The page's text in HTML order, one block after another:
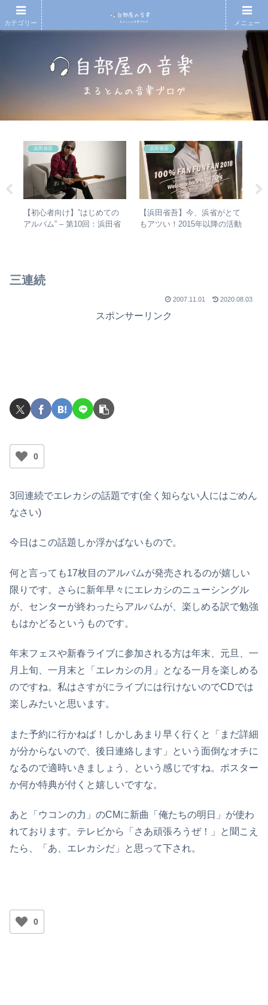
浜田省吾
【初心者向け】”はじめての
アルバム” – 第10回：浜田省
浜田省吾
【浜田省吾】今、浜省がとて
もアツい！2015年以降の活動
三連続
2007.11.01 2020.08.03
スポンサーリンク
0
3回連続でエレカシの話題です(全く知らない人にはごめん
なさい)
今日はこの話題しか浮かばないもので。
何と言っても17枚目のアルバムが発売されるのが嬉しい
限りです。さらに新年早々にエレカシのニューシングル
が、センターが終わったらアルバムが、楽しめる訳で勉強
もはかどるというものです。
年末フェスや新春ライブに参加される方は年末、元旦、一
月上旬、一月末と「エレカシの月」となる一月を楽しめる
のですね。私はさすがにライブには行けないのでCDでは
楽しみたいと思います。
また予約に行かねば！しかしあまり早く行くと「まだ詳細
が分からないので、後日連絡します」という面倒なオチに
なるので適時いきましょう、という感じですね。ポスター
か何か特典が付くと嬉しいですな。
あと「ウコンの力」のCMに新曲「俺たちの明日」が使わ
れております。テレビから「さあ頑張ろうぜ！」と聞こえ
たら、「あ、エレカシだ」と思って下され。
0
カテゴリー メニュー